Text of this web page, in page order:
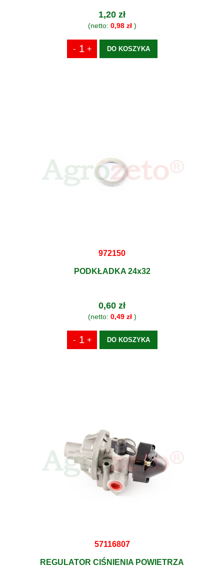
1,20 zł
(netto: 0,98 zł)
DO KOSZYKA
972150
PODKŁADKA 24x32
0,60 zł
(netto: 0,49 zł)
DO KOSZYKA
57116807
REGULATOR CIŚNIENIA POWIETRZA